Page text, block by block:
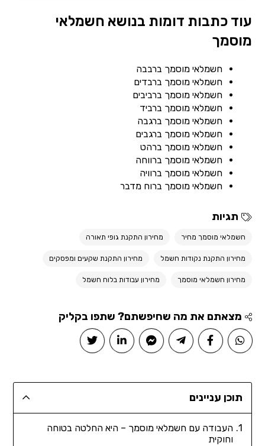
עוד כתבות דומות בנושא חשמלאי
מוסמך
חשמלאי מוסמך ברבבה
חשמלאי מוסמך ברבדים
חשמלאי מוסמך ברביבים
חשמלאי מוסמך ברביד
חשמלאי מוסמך ברגבה
חשמלאי מוסמך ברגבים
חשמלאי מוסמך ברהט
חשמלאי מוסמך ברווחה
חשמלאי מוסמך ברוויה
חשמלאי מוסמך ברוח מדבר
תגיות
חשמלאי מוסמך מחיר מחירון התקנת גופי תאורה
מחירון התקנת נקודות חשמל מחירון התקנת שקעים ומפסקים
מחירון חשמלאי מוסמך מחירון עבודות בלוח חשמל
מצאתם את מה שחיפשתם? שתפו בקליק
תוכן עניינים
העבודה עם חשמלאי מוסמך – היא החלטה בטוחה
וחוקית